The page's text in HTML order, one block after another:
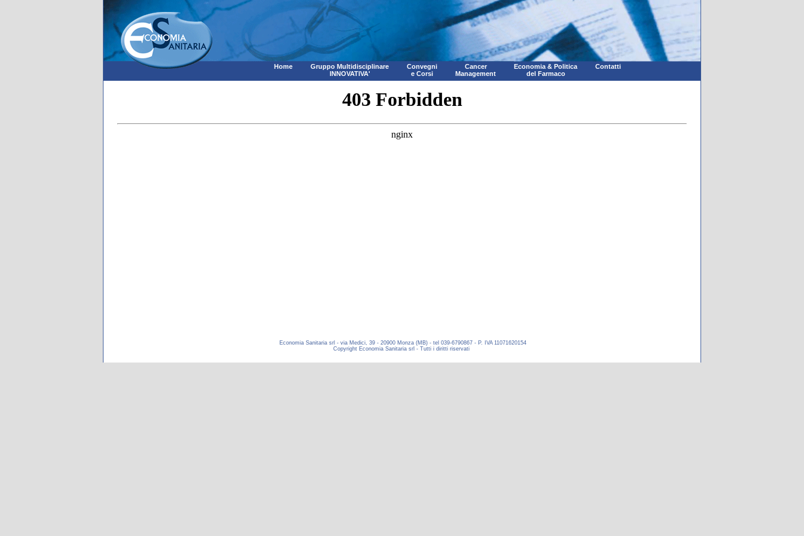
Home
Gruppo Multidisciplinare
INNOVATIVA'
Convegni
e Corsi
Cancer
Management
Economia & Politica
del Farmaco
Contatti
Economia Sanitaria srl - via Medici, 39 - 20900 Monza (MB) - tel 039-6790867 - P. IVA 11071620154
Copyright Economia Sanitaria srl - Tutti i diritti riservati